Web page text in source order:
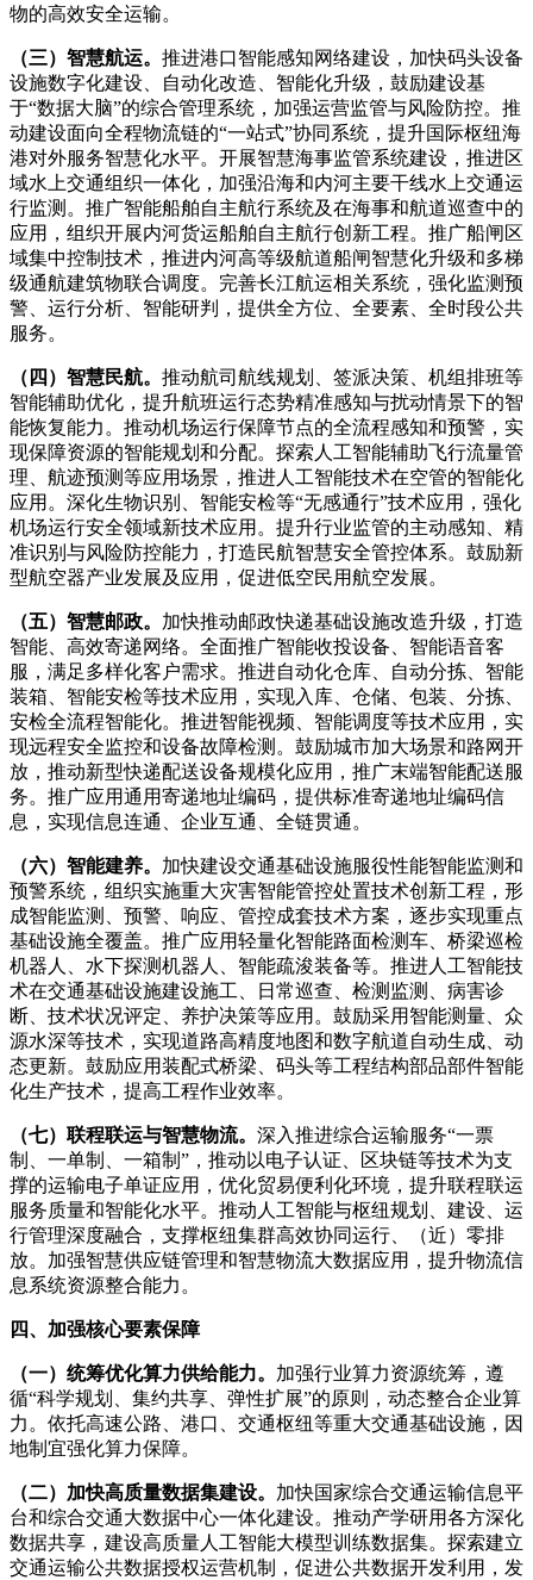
物的高效安全运输。
（三）智慧航运。 推进港口智能感知网络建设，加快码头设备
设施数字化建设、自动化改造、智能化升级，鼓励建设基
于“数据大脑”的综合管理系统，加强运营监管与风险防控。推
动建设面向全程物流链的“一站式”协同系统，提升国际枢纽海
港对外服务智慧化水平。开展智慧海事监管系统建设，推进区
域水上交通组织一体化，加强沿海和内河主要干线水上交通运
行监测。推广智能船舶自主航行系统及在海事和航道巡查中的
应用，组织开展内河货运船舶自主航行创新工程。推广船闸区
域集中控制技术，推进内河高等级航道船闸智慧化升级和多梯
级通航建筑物联合调度。完善长江航运相关系统，强化监测预
警、运行分析、智能研判，提供全方位、全要素、全时段公共
服务。
（四）智慧民航。 推动航司航线规划、签派决策、机组排班等
智能辅助优化，提升航班运行态势精准感知与扰动情景下的智
能恢复能力。推动机场运行保障节点的全流程感知和预警，实
现保障资源的智能规划和分配。探索人工智能辅助飞行流量管
理、航迹预测等应用场景，推进人工智能技术在空管的智能化
应用。深化生物识别、智能安检等“无感通行”技术应用，强化
机场运行安全领域新技术应用。提升行业监管的主动感知、精
准识别与风险防控能力，打造民航智慧安全管控体系。鼓励新
型航空器产业发展及应用，促进低空民用航空发展。
（五）智慧邮政。 加快推动邮政快递基础设施改造升级，打造
智能、高效寄递网络。全面推广智能收投设备、智能语音客
服，满足多样化客户需求。推进自动化仓库、自动分拣、智能
装箱、智能安检等技术应用，实现入库、仓储、包装、分拣、
安检全流程智能化。推进智能视频、智能调度等技术应用，实
现远程安全监控和设备故障检测。鼓励城市加大场景和路网开
放，推动新型快递配送设备规模化应用，推广末端智能配送服
务。推广应用通用寄递地址编码，提供标准寄递地址编码信
息，实现信息连通、企业互通、全链贯通。
（六）智能建养。 加快建设交通基础设施服役性能智能监测和
预警系统，组织实施重大灾害智能管控处置技术创新工程，形
成智能监测、预警、响应、管控成套技术方案，逐步实现重点
基础设施全覆盖。推广应用轻量化智能路面检测车、桥梁巡检
机器人、水下探测机器人、智能疏浚装备等。推进人工智能技
术在交通基础设施建设施工、日常巡查、检测监测、病害诊
断、技术状况评定、养护决策等应用。鼓励采用智能测量、众
源水深等技术，实现道路高精度地图和数字航道自动生成、动
态更新。鼓励应用装配式桥梁、码头等工程结构部品部件智能
化生产技术，提高工程作业效率。
（七）联程联运与智慧物流。 深入推进综合运输服务“一票
制、一单制、一箱制”，推动以电子认证、区块链等技术为支
撑的运输电子单证应用，优化贸易便利化环境，提升联程联运
服务质量和智能化水平。推动人工智能与枢纽规划、建设、运
行管理深度融合，支撑枢纽集群高效协同运行、（近）零排
放。加强智慧供应链管理和智慧物流大数据应用，提升物流信
息系统资源整合能力。
四、加强核心要素保障
（一）统筹优化算力供给能力。 加强行业算力资源统筹，遵
循“科学规划、集约共享、弹性扩展”的原则，动态整合企业算
力。依托高速公路、港口、交通枢纽等重大交通基础设施，因
地制宜强化算力保障。
（二）加快高质量数据集建设。 加快国家综合交通运输信息平
台和综合交通大数据中心一体化建设。推动产学研用各方深化
数据共享，建设高质量人工智能大模型训练数据集。探索建立
交通运输公共数据授权运营机制，促进公共数据开发利用，发